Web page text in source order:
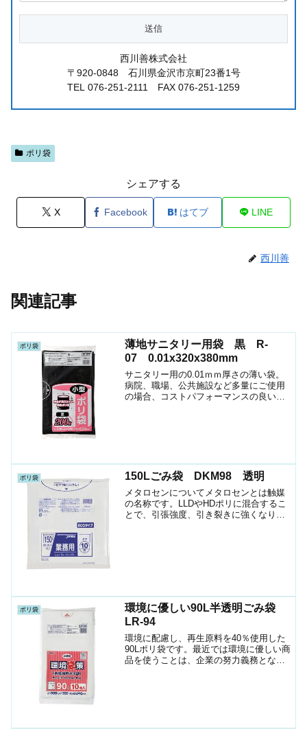
西川善株式会社
〒920-0848 石川県金沢市京町23番1号
TEL 076-251-2111 FAX 076-251-1259
ポリ袋
シェアする
X Facebook はてブ LINE
西川善
関連記事
ポリ袋
薄地サニタリー用袋 黒 R-
07 0.01x320x380mm
サニタリー用の0.01ｍｍ厚さの薄い袋。
病院、職場、公共施設など多量にご使用
の場合、コストパフォーマンスの良い商
ポリ袋 150Lごみ袋 DKM98 透明
メタロセンについてメタロセンとは触媒
の名称です。LLDやHDポリに混合するこ
とで、引張強度、引き裂きに強くなりま
ポリ袋
環境に優しい90L半透明ごみ袋
LR-94
環境に配慮し、再生原料を40％使用した
90Lポリ袋です。最近では環境に優しい商
品を使うことは、企業の努力義務となっ